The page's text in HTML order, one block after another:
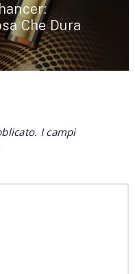
Che Dura
I campi